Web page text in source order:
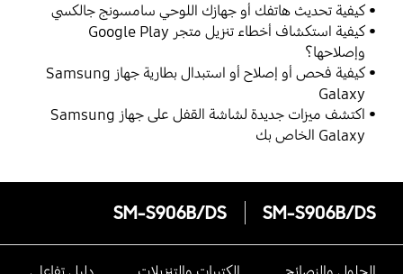
كيفية تحديث هاتفك أو جهازك اللوحي سامسونج جالكسي
كيفية استكشاف أخطاء تنزيل متجر Google Play
وإصلاحها؟
كيفية فحص أو إصلاح أو استبدال بطارية جهاز Samsung
Galaxy
اكتشف ميزات جديدة لشاشة القفل على جهاز Samsung
Galaxy الخاص بك
SM-S906B/DS
SM-S906B/DS